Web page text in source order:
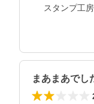
スタンプ工
まあまあでし